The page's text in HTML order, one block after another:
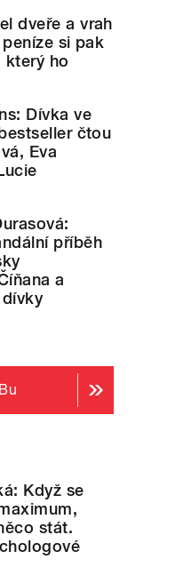
dveře a vrah
si pak
který ho
Dívka ve
čtou
Eva
příběh
a
Když se
stát.